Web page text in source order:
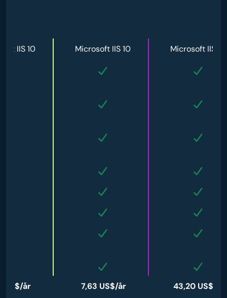
IIS 10 Microsoft IIS 10 Microsoft IIS 10
US$/år 7,63 US$/år
43,20 US$/år